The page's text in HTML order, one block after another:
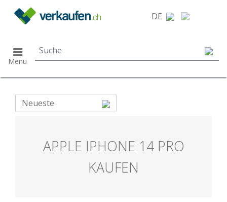
DE
Menu
Neueste
APPLE IPHONE 14 PRO
KAUFEN